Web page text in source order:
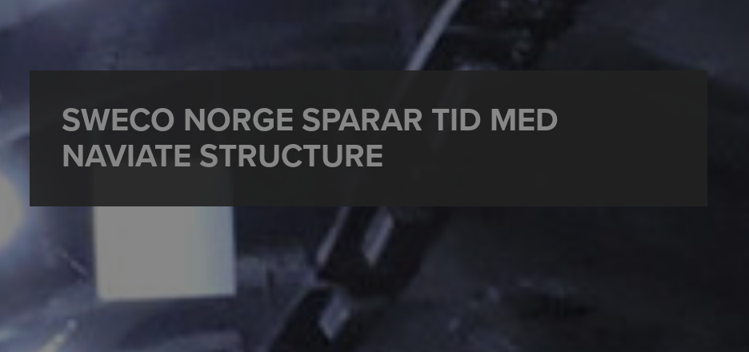
SWECO NORGE SPARAR TID MED
NAVIATE STRUCTURE